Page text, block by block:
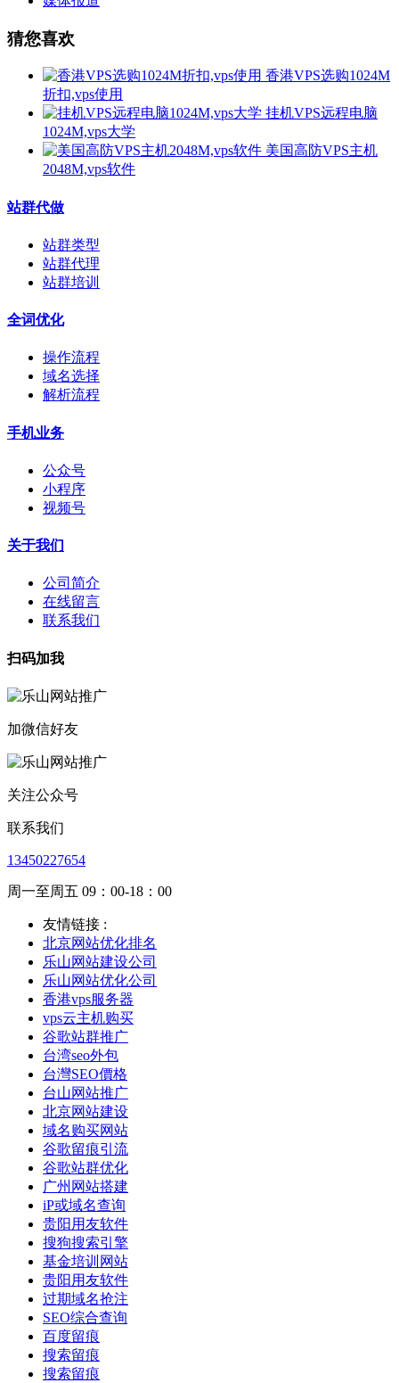
猜您喜欢
香港VPS选购1024M
折扣,vps使用
挂机VPS远程电脑
1024M,vps大学
美国高防VPS主机
2048M,vps软件
站群代做
站群类型
站群代理
站群培训
全词优化
操作流程
域名选择
解析流程
手机业务
公众号
小程序
视频号
关于我们
公司简介
在线留言
联系我们
扫码加我
加微信好友
关注公众号
联系我们
13450227654
周一至周五 09：00-18：00
友情链接 :
北京网站优化排名
乐山网站建设公司
乐山网站优化公司
香港vps服务器
vps云主机购买
谷歌站群推广
台湾seo外包
台灣SEO價格
台山网站推广
北京网站建设
域名购买网站
谷歌留痕引流
谷歌站群优化
广州网站搭建
iP或域名查询
贵阳用友软件
搜狗搜索引擎
基金培训网站
贵阳用友软件
过期域名抢注
SEO综合查询
百度留痕
搜索留痕
搜索留痕